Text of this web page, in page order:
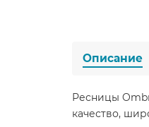
Описание
Ресницы
качество,